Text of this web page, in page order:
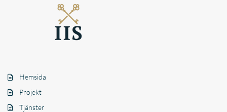
Hemsida
Projekt
Tjänster